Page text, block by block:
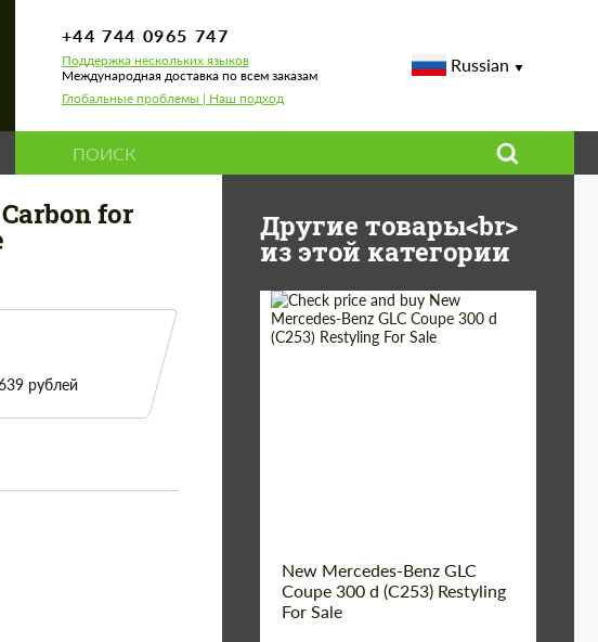
+44 744 0965 747
Поддержка нескольких языков
Международная доставка по всем заказам
Глобальные проблемы | Наш подход
Russian
Coupe
for
рублей
Другие товары<br>
из этой категории
New Mercedes-Benz GLC
Coupe 300 d (C253) Restyling
For Sale